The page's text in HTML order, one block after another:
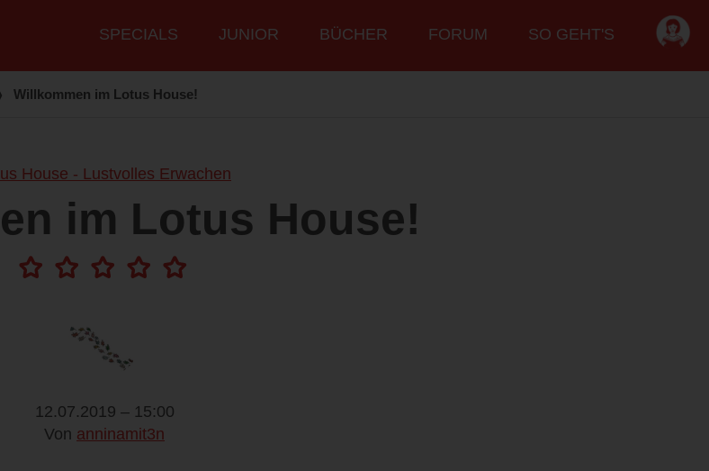
Hauptmenü
SPECIALS JUNIOR BÜCHER FORUM SO GEHT'S
Willkommen im Lotus House!
House - Lustvolles Erwachen
im Lotus House!
12.07.2019 – 15:00
Von anninamit3n